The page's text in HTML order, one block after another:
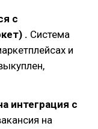
с
. Система
и
интеграция с
на